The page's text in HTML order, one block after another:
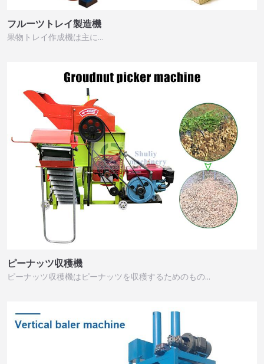
フルーツトレイ製造機
果物トレイ作成機は主に…
ピーナッツ収穫機
ピーナッツ収穫機はピーナッツを収穫するためのもの…